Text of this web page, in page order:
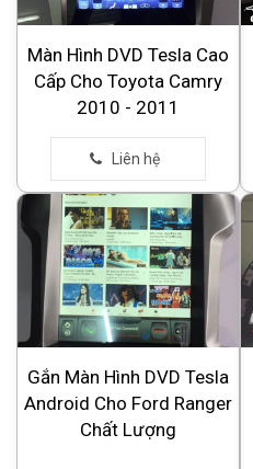
Màn Hình DVD Tesla Cao
Cấp Cho Toyota Camry
2010 - 2011
Gắn Màn Hình DVD Tesla
Android Cho Ford Ranger
Chất Lượng